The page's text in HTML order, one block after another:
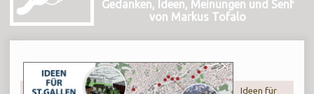
Gedanken, Ideen, Meinungen und Senf
von Markus Tofalo
Ideen für